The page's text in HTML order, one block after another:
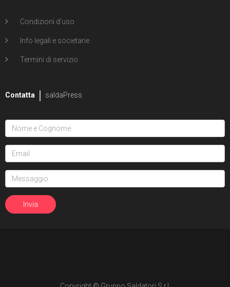
Condizioni d'uso
Info legali e societarie
Termini di servizio
Contatta saldaPress